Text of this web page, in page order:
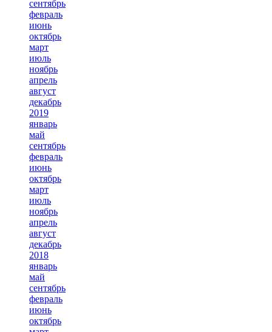
сентябрь
февраль
июнь
октябрь
март
июль
ноябрь
апрель
август
декабрь
2019
январь
май
сентябрь
февраль
июнь
октябрь
март
июль
ноябрь
апрель
август
декабрь
2018
январь
май
сентябрь
февраль
июнь
октябрь